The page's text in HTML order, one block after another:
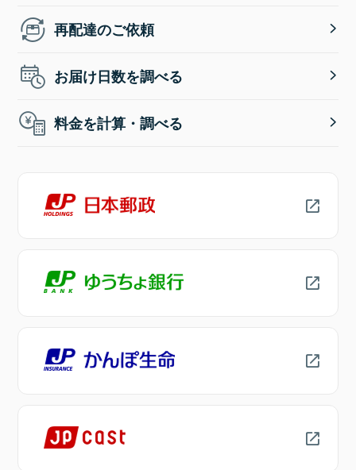
再配達のご依頼
お届け日数を調べる
料金を計算・調べる